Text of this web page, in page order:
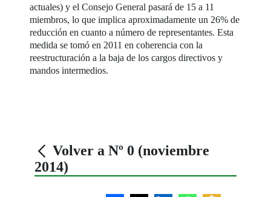
actuales) y el Consejo General pasará de 15 a 11
miembros, lo que implica aproximadamente un 26% de
reducción en cuanto a número de representantes. Esta
medida se tomó en 2011 en coherencia con la
reestructuración a la baja de los cargos directivos y
mandos intermedios.
Volver a Nº 0 (noviembre
2014)